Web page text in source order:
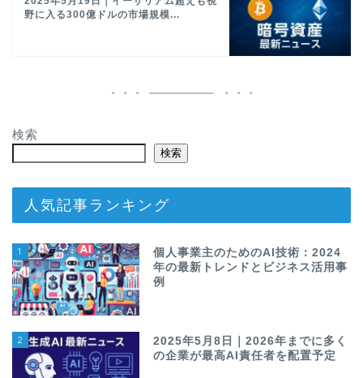
野に入る300億ドルの市場規模...
検索
検索
人気記事ランキング
1
個人事業主のためのAI技術：2024
年の最新トレンドとビジネス活用事
例
2
2025年5月8日｜2026年までに多く
の企業が最高AI責任者を配置予定